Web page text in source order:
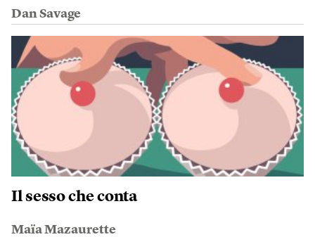
Dan Savage
Il sesso che conta
Maïa Mazaurette